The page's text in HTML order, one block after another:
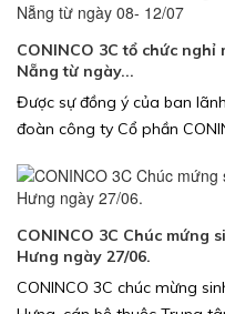
CONINCO 3C tổ chức
Nẵng từ ngày...
Được sự đồng ý của ban
đoàn công ty Cổ phần
CONINCO 3C Chúc mứng
Hưng ngày 27/06.
CONINCO 3C chúc mừng